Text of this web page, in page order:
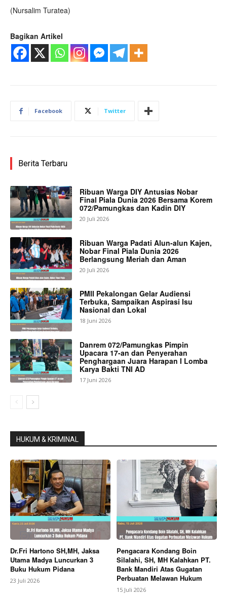
(Nursalim Turatea)
Bagikan Artikel
Facebook Twitter
Berita Terbaru
Ribuan Warga DIY Antusias Nobar
Final Piala Dunia 2026 Bersama Korem
072/Pamungkas dan Kadin DIY
20 Juli 2026
Ribuan Warga Padati Alun-alun Kajen,
Nobar Final Piala Dunia 2026
Berlangsung Meriah dan Aman
20 Juli 2026
PMII Pekalongan Gelar Audiensi
Terbuka, Sampaikan Aspirasi Isu
Nasional dan Lokal
18 Juni 2026
Danrem 072/Pamungkas Pimpin
Upacara 17-an dan Penyerahan
Penghargaan Juara Harapan I Lomba
Karya Bakti TNI AD
17 Juni 2026
HUKUM & KRIMINAL
Dr.Fri Hartono SH,MH, Jaksa
Utama Madya Luncurkan 3
Buku Hukum Pidana
23 Juli 2026
Pengacara Kondang Boin
Silalahi, SH, MH Kalahkan PT.
Bank Mandiri Atas Gugatan
Perbuatan Melawan Hukum
15 Juli 2026